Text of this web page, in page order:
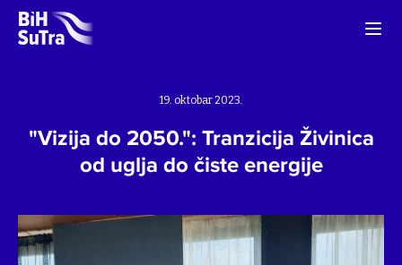
19. oktobar 2023.
"Vizija do 2050.": Tranzicija Živinica
od uglja do čiste energije